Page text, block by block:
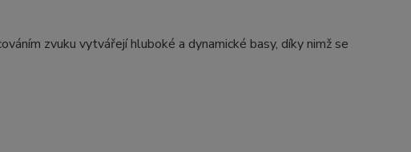
zvuku vytvářejí hluboké a dynamické basy, díky nimž se